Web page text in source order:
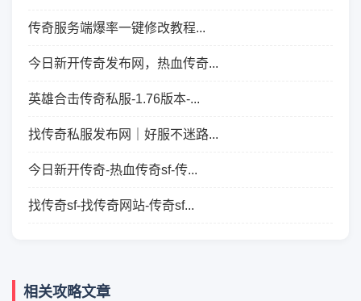
传奇服务端爆率一键修改教程...
今日新开传奇发布网，热血传奇...
英雄合击传奇私服-1.76版本-...
找传奇私服发布网｜好服不迷路...
今日新开传奇-热血传奇sf-传...
找传奇sf-找传奇网站-传奇sf...
相关攻略文章